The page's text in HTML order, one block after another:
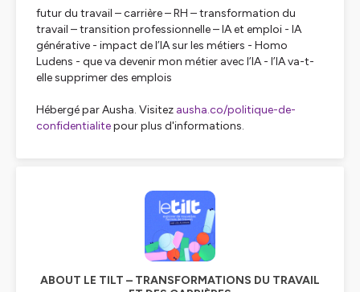
futur du travail – carrière – RH – transformation du
travail – transition professionnelle – IA et emploi - IA
générative - impact de l’IA sur les métiers - Homo
Ludens - que va devenir mon métier avec l’IA - l’IA va-t-
elle supprimer des emplois
Hébergé par Ausha. Visitez ausha.co/politique-de-
confidentialitepour plus d'informations.
ABOUT LE TILT – TRANSFORMATIONS DU TRAVAIL